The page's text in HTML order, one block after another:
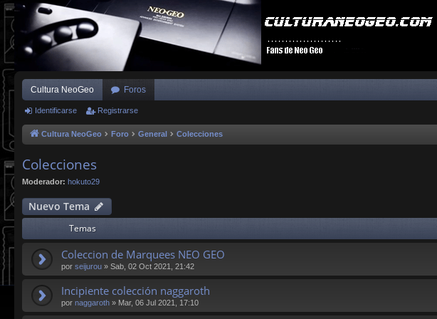
Cultura NeoGeo Foros
Identificarse Registrarse
Cultura NeoGeo Foro General Colecciones
Colecciones
Moderador: hokuto29
Nuevo Tema
Temas
Coleccion de Marquees NEO GEO
por seijurou » Sab, 02 Oct 2021, 21:42
Incipiente colección naggaroth
por naggaroth » Mar, 06 Jul 2021, 17:10